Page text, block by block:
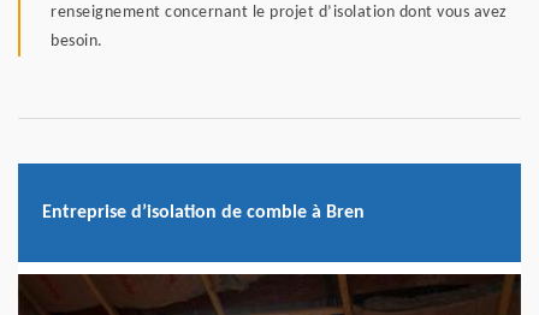
renseignement concernant le projet d’isolation dont vous avez
besoin.
Entreprise d’isolation de comble à Bren